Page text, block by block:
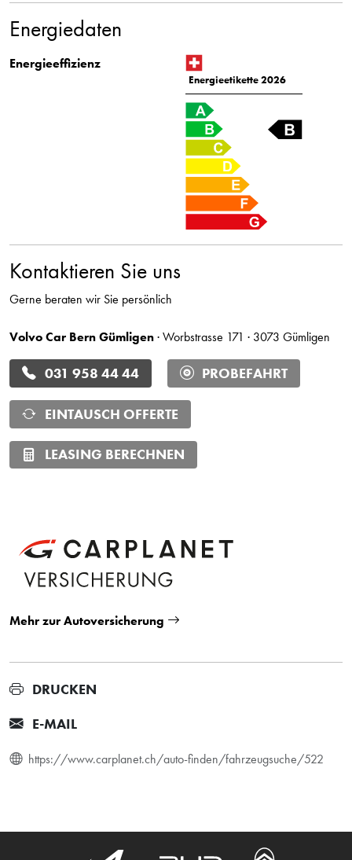
Energiedaten
Energieeffizienz
Energieetikette 2026
Kontaktieren Sie uns
Gerne beraten wir Sie persönlich
Volvo Car Bern Gümligen· Worbstrasse 171 · 3073 Gümligen
031 958 44 44 PROBEFAHRT
EINTAUSCH OFFERTE
LEASING BERECHNEN
Mehr zur Autoversicherung
DRUCKEN
E-MAIL
https://www.carplanet.ch/auto-finden/fahrzeugsuche/522